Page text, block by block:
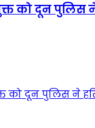
को दून पुलिस ने
दून पुलिस ने